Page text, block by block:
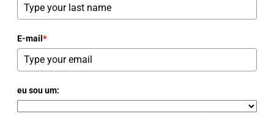
E-mail *
eu sou um: